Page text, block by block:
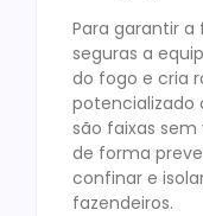
Para garantir a
seguras a
do fogo e cria
potencializado
são faixas
de forma
confinar e
fazendeiros.